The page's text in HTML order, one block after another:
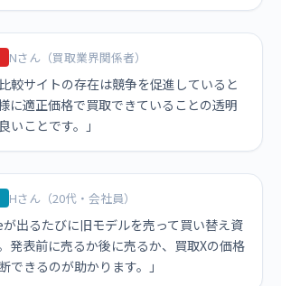
Nさん（買取業界関係者）
較サイトの存在は競争を促進していると
に適正価格で買取できていることの透明
いことです。」
Hさん（20代・会社員）
が出るたびに旧モデルを売って買い替え資
発表前に売るか後に売るか、買取Xの価格
できるのが助かります。」